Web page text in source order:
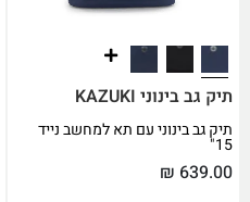
תיק גב בינוני KAZUKI
תיק גב בינוני עם תא למחשב נייד
15"
₪ 639.00